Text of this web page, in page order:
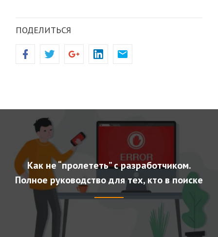
ПОДЕЛИТЬСЯ
Как не “пролететь” с разработчиком.
Полное руководство для тех, кто в поиске